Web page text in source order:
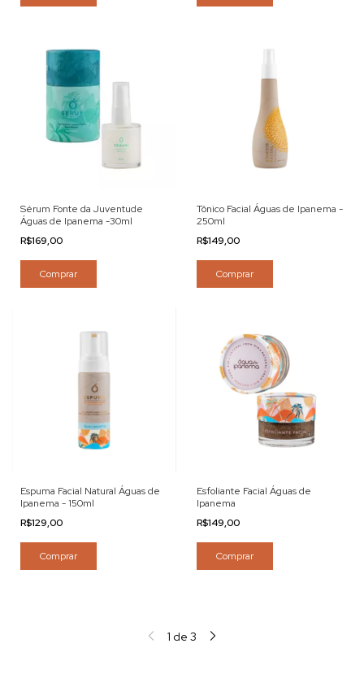
Sérum Fonte da Juventude
Águas de Ipanema -30ml
R$169,00
Comprar
Tônico Facial Águas de Ipanema -
250ml
R$149,00
Comprar
Espuma Facial Natural Águas de
Ipanema - 150ml
R$129,00
Comprar
Esfoliante Facial Águas de
Ipanema
R$149,00
Comprar
1 de 3